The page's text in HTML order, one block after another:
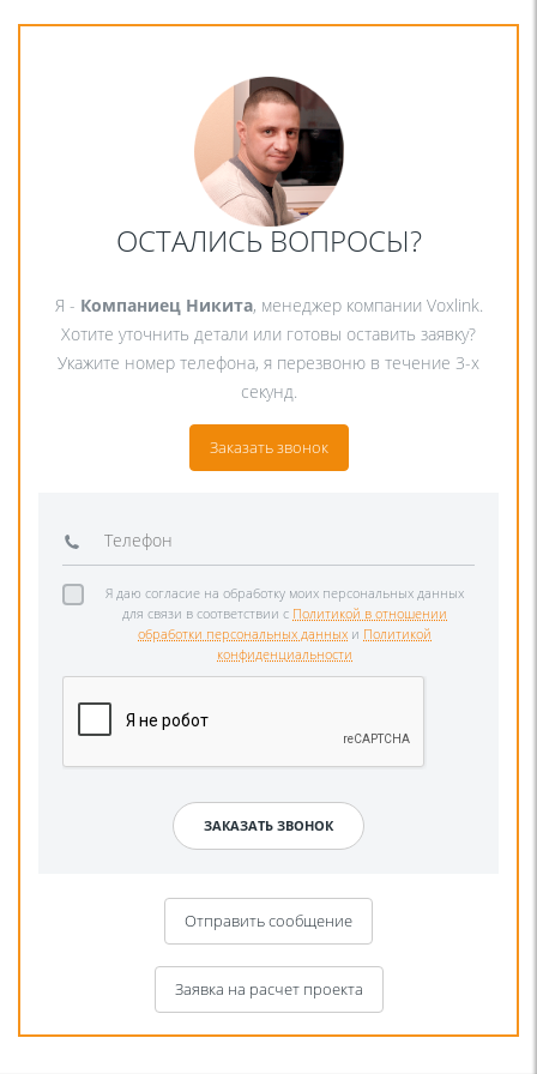
ОСТАЛИСЬ ВОПРОСЫ?
Я - Компаниец Никита, менеджер компании Voxlink.
Хотите уточнить детали или готовы оставить заявку?
Укажите номер телефона, я перезвоню в течение 3-х
секунд.
Заказать звонок
Я даю согласие на обработку моих персональных данных
для связи в соответствии с Политикой в отношении
обработки персональных данных и Политикой
конфиденциальности
Отправить сообщение
Заявка на расчет проекта